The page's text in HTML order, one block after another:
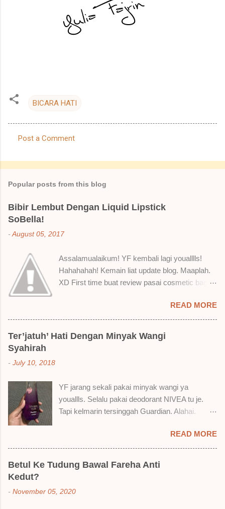
BICARA HATI
o
m
e
n
t
Post a Comment
Popular posts from this blog
Bibir Lembut Dengan Liquid Lipstick
SoBella!
- August 05, 2017
Assalamualaikum! YF kembali lagi youalllls!
Hahahahah! Kemain liat update blog. Maaplah.
XD First time buat review pasai cosmetic bagai
Nak jadikan cerita, a ku baru je beli liquid lipstick
brand SoBella ni. Siap beli 3 kau! Adeh! Dari
atas, Cornflakes Madu, Strawberry Semprit &
Rose Makmur Setelah dicuba dengan pelbagai
suka tu boleh adjust. Don't worry! Aku start
dengan yang elok dulu lah ek! Pros 1) OMG!
Ringan gila tekstur dia bila dah kering. Serious!
Lembut plak jadinya bibir ni and smooth gitu. 3)
Bila minum air, still nampak bekas lipstick kat
gelas tapi tak obvious pun. Sikit sangat. Tapi tak
makan berpinggan-pinggan. 4) Senang nak
READ MORE
Ter’jatuh’ Hati Dengan Minyak Wangi
Syahirah
- July 10, 2018
YF jarang sekali pakai minyak wangi ya
youallls. Selalu pakai deodorant NIVEA tu je.
Tapi kelmarin tersinggah Guardian. Alahai.
dalam Guardian, ternampaklah minyak wangi
Syahirah ni. Kebetulan ada sale . RM18 je tau.
Harga adal tak pasti plak. May be dalam RM20
macam tu. Dah lama tak pakai perfume , ambil
redhanya sebab tak tahu lah wangian dia tu
READ MORE
Betul Ke Tudung Bawal Fareha Anti
Kedut?
- November 05, 2020